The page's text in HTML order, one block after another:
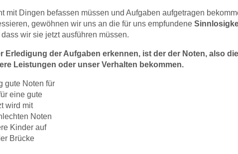
mit Dingen befassen müssen und Aufgaben aufgetragen
gewöhnen wir uns an die für uns empfundene
wir sie jetzt ausführen müssen.
Erledigung der Aufgaben erkennen, ist der der Noten, also die
Leistungen oder unser Verhalten bekommen.
gute Noten für
eine gute
wird mit
Noten
Kinder auf
Brücke